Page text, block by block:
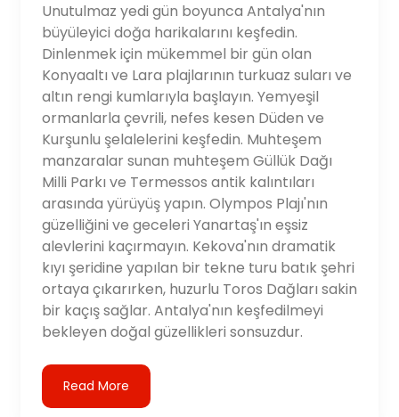
Unutulmaz yedi gün boyunca Antalya'nın
büyüleyici doğa harikalarını keşfedin.
Dinlenmek için mükemmel bir gün olan
Konyaaltı ve Lara plajlarının turkuaz suları ve
altın rengi kumlarıyla başlayın. Yemyeşil
ormanlarla çevrili, nefes kesen Düden ve
Kurşunlu şelalelerini keşfedin. Muhteşem
manzaralar sunan muhteşem Güllük Dağı
Milli Parkı ve Termessos antik kalıntıları
arasında yürüyüş yapın. Olympos Plajı'nın
güzelliğini ve geceleri Yanartaş'ın eşsiz
alevlerini kaçırmayın. Kekova'nın dramatik
kıyı şeridine yapılan bir tekne turu batık şehri
ortaya çıkarırken, huzurlu Toros Dağları sakin
bir kaçış sağlar. Antalya'nın keşfedilmeyi
bekleyen doğal güzellikleri sonsuzdur.
Read More